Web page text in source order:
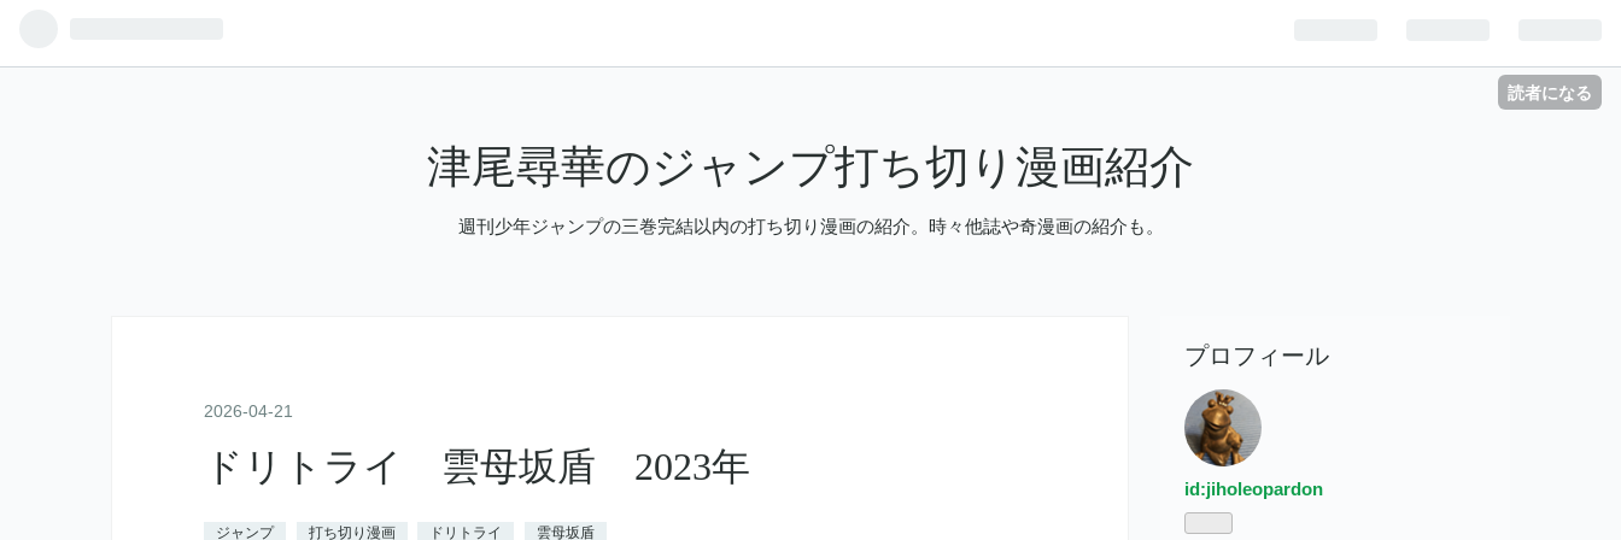
読者になる
津尾尋華のジャンプ打ち切り漫画紹介
週刊少年ジャンプの三巻完結以内の打ち切り漫画の紹介。時々他誌や奇漫画の紹介も。
2026-04-21
ドリトライ 雲母坂盾 2023年
ジャンプ 打ち切り漫画 ドリトライ 雲母坂盾
プロフィール
id:jiholeopardon